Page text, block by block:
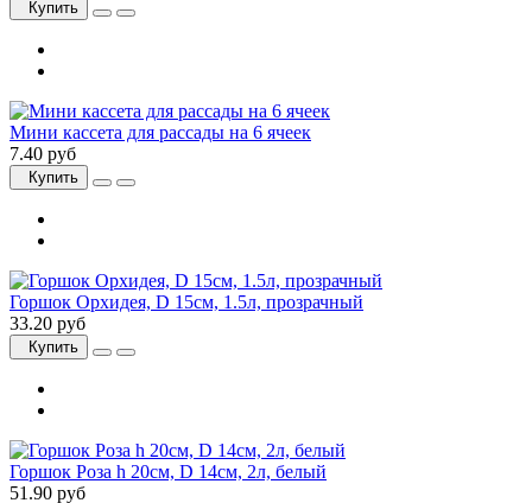
Купить
Мини кассета для рассады на 6 ячеек
7.40 руб
Купить
Горшок Орхидея, D 15см, 1.5л, прозрачный
33.20 руб
Купить
Горшок Роза h 20см, D 14см, 2л, белый
51.90 руб